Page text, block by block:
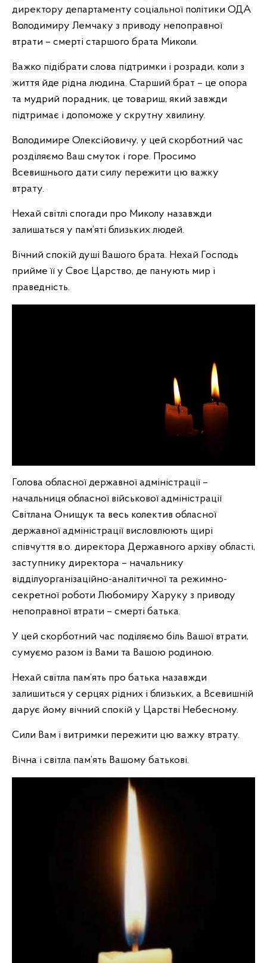
директору департаменту соціальної політики ОДА
Володимиру Лемчаку з приводу непоправної
втрати – смерті старшого брата Миколи.
Важко підібрати слова підтримки і розради, коли з
життя йде рідна людина. Старший брат – це опора
та мудрий порадник, це товариш, який завжди
підтримає і допоможе у скрутну хвилину.
Володимире Олексійовичу, у цей скорботний час
розділяємо Ваш смуток і горе. Просимо
Всевишнього дати силу пережити цю важку
втрату.
Нехай світлі спогади про Миколу назавжди
залишаться у пам’яті близьких людей.
Вічний спокій душі Вашого брата. Нехай Господь
прийме її у Своє Царство, де панують мир і
праведність.
Голова обласної державної адміністрації –
начальниця обласної військової адміністрації
Світлана Онищук та весь колектив обласної
державної адміністрації висловлюють щирі
співчуття в.о. директора Державного архіву області,
заступнику директора – начальнику
відділуорганізаційно-аналітичної та режимно-
секретної роботи Любомиру Харуку з приводу
непоправної втрати – смерті батька.
У цей скорботний час поділяємо біль Вашої втрати,
сумуємо разом із Вами та Вашою родиною.
Нехай світла пам’ять про батька назавжди
залишиться у серцях рідних і близьких, а Всевишній
дарує йому вічний спокій у Царстві Небесному.
Сили Вам і витримки пережити цю важку втрату.
Вічна і світла пам’ять Вашому батькові.